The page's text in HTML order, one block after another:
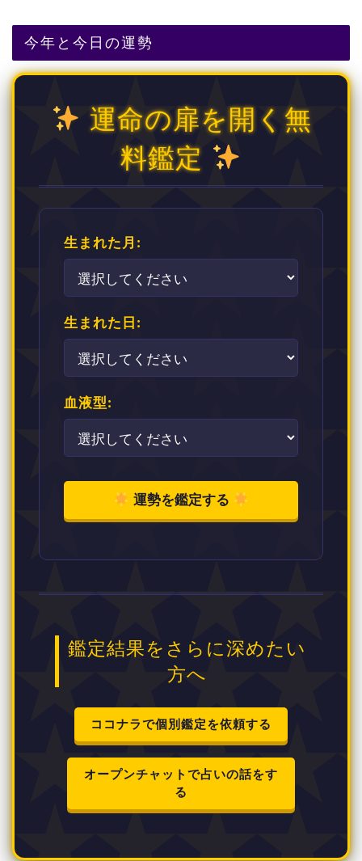
今年と今日の運勢
運命の扉を開く無
料鑑定
生まれた月:
生まれた日:
血液型:
運勢を鑑定する
鑑定結果をさらに深めたい
方へ
ココナラで個別鑑定を依頼する
オープンチャットで占いの話をす
る